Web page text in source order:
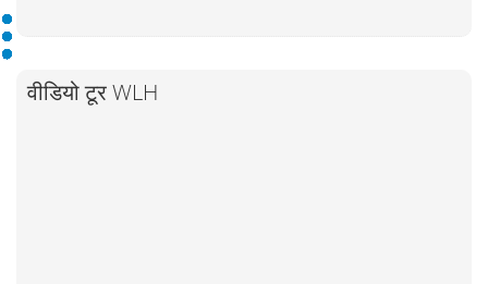
वीडियो टूर WLH